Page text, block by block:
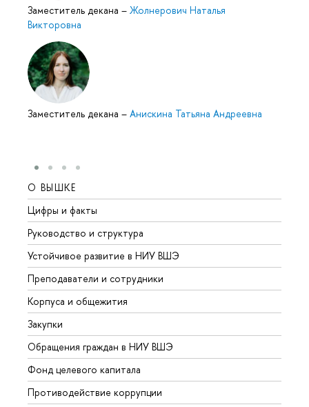
Заместитель декана – Жолнерович Наталья
Викторовна
Заместитель декана – Анискина Татьяна Андреевна
О ВЫШКЕ
Цифры и факты
Руководство и структура
Устойчивое развитие в НИУ ВШЭ
Преподаватели и сотрудники
Корпуса и общежития
Закупки
Обращения граждан в НИУ ВШЭ
Фонд целевого капитала
Противодействие коррупции